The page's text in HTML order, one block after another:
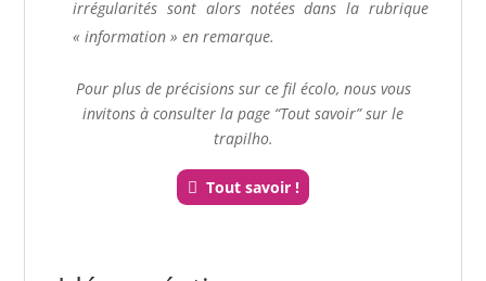
irrégularités sont alors notées dans la rubrique
« information » en remarque.
Pour plus de précisions sur ce fil écolo, nous vous
invitons à consulter la page “Tout savoir” sur le
trapilho.
Tout savoir !